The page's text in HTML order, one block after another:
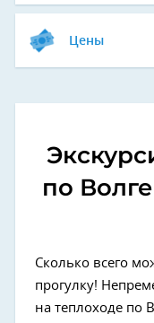
Цены
по
Сколько всего
прогулку!
на теплоходе по